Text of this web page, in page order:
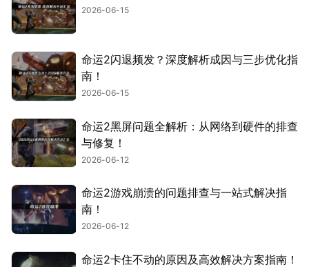
2026-06-15
命运2闪退频发？深度解析成因与三步优化指
南！
2026-06-15
命运2黑屏问题全解析：从网络到硬件的排查
与修复！
2026-06-12
命运2游戏崩溃的问题排查与一站式解决指
南！
2026-06-12
命运2卡住不动的原因及高效解决方案指南！